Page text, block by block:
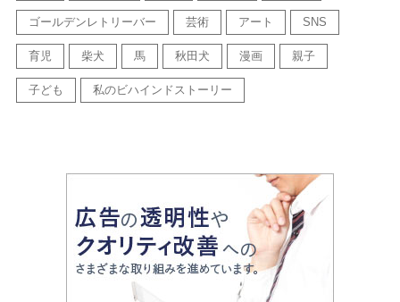
ゴールデンレトリーバー 芸術 アート SNS
育児 柴犬 馬 秋田犬 漫画 親子
子ども 私のビハインドストーリー